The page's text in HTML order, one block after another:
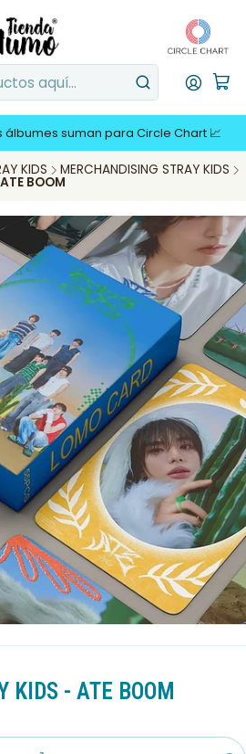
álbumes suman para Circle Chart 📈
KIDS MERCHANDISING STRAY KIDS
BOOM
KIDS - ATE BOOM